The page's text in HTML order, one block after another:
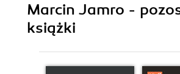
Marcin Jamro -
książki